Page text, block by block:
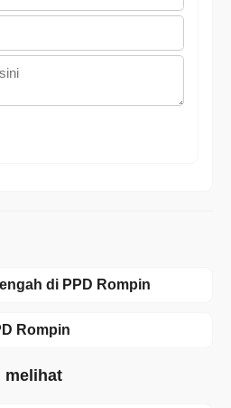
di PPD Rompin
Rompin
melihat